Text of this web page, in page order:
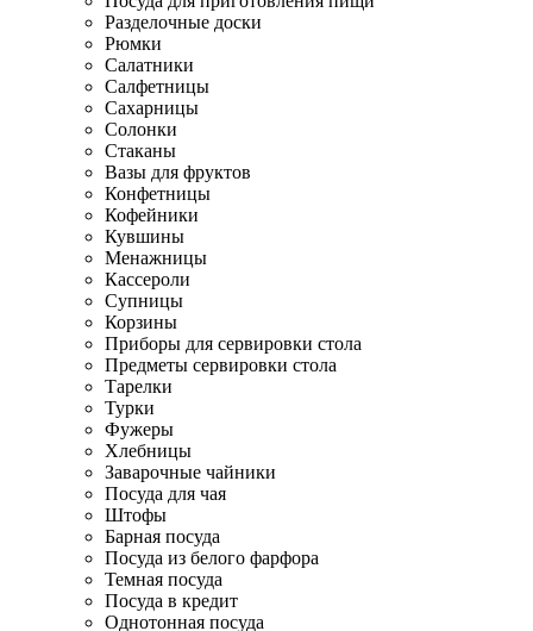
Разделочные доски
Рюмки
Салатники
Салфетницы
Сахарницы
Солонки
Стаканы
Вазы для фруктов
Конфетницы
Кофейники
Кувшины
Менажницы
Кассероли
Супницы
Корзины
Приборы для сервировки стола
Предметы сервировки стола
Тарелки
Турки
Фужеры
Хлебницы
Заварочные чайники
Посуда для чая
Штофы
Барная посуда
Посуда из белого фарфора
Темная посуда
Посуда в кредит
Однотонная посуда